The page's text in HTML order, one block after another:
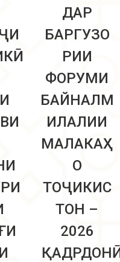
ДАР
БАРГУЗО
РИИ
ФОРУМИ
БАЙНАЛМ
ИЛАЛИИ
МАЛАКАҲ
О
ТОҶИКИС
ТОН –
2026
ҚАДРДОНӢ